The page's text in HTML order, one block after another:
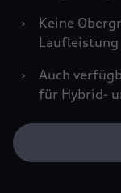
›
Keine
Laufleistung
›
Auch
für Hybrid-